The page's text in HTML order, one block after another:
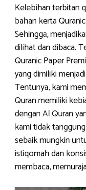
Kelebihan terbitan
bahan kerta
Sehingga,
dilihat dan dibaca.
Quranic Paper
yang dimiliki
Tentunya, kami
Quran memiliki
dengan Al Quran
kami tidak
sebaik mungkin
istiqomah dan
membaca,